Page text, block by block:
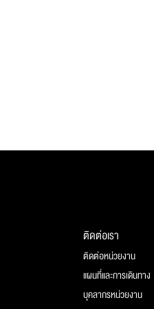
ติดต่อเรา
ติดต่อหน่วยงาน
แผนที่และการเดินทาง
บุคลากรหน่วยงาน